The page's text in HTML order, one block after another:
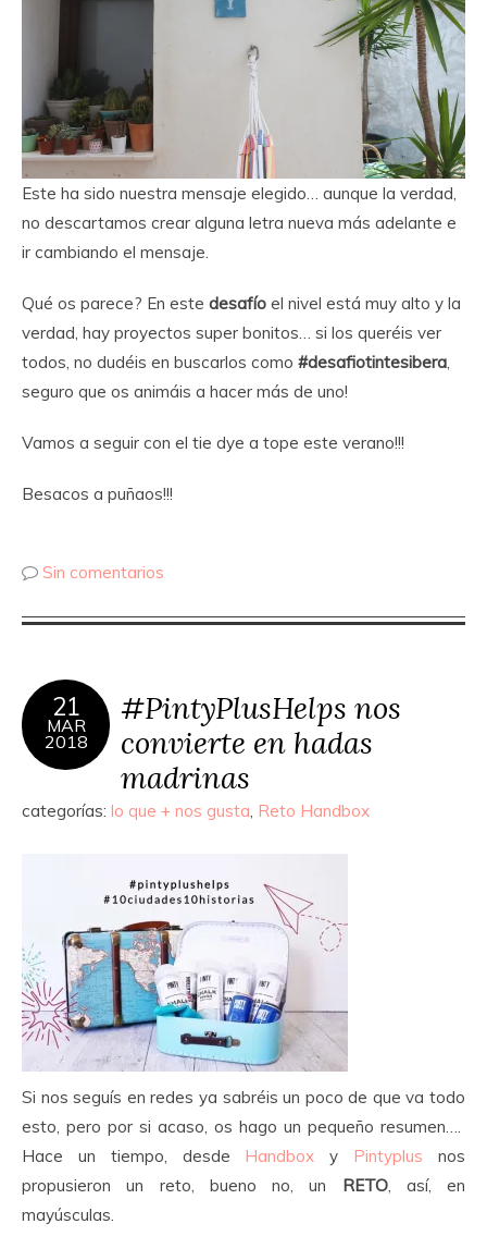
Este ha sido nuestra mensaje elegido… aunque la verdad,
no descartamos crear alguna letra nueva más adelante e
ir cambiando el mensaje.
Qué os parece? En este desafío el nivel está muy alto y la
verdad, hay proyectos super bonitos… si los queréis ver
todos, no dudéis en buscarlos como #desafiotintesibera,
seguro que os animáis a hacer más de uno!
Vamos a seguir con el tie dye a tope este verano!!!
Besacos a puñaos!!!
Sin comentarios
21
MAR
2018
#PintyPlusHelps nos
convierte en hadas
madrinas
categorías: lo que + nos gusta, Reto Handbox
Si nos seguís en redes ya sabréis un poco de que va todo
esto, pero por si acaso, os hago un pequeño resumen….
Hace un tiempo, desde Handbox y Pintyplus nos
propusieron un reto, bueno no, un RETO, así, en
mayúsculas.